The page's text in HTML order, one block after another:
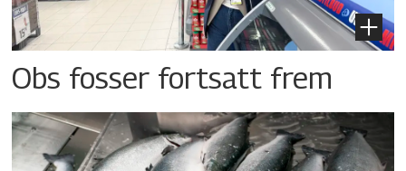
Obs fosser fortsatt frem